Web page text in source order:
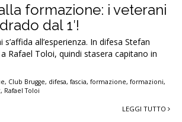
formazione: i veterani
dal 1′!
s’affida all’esperienza. In difesa Stefan
Rafael Toloi, quindi stasera capitano in
, Club Brugge, difesa, fascia, formazione, formazioni,
, Rafael Toloi
LEGGI TUTTO